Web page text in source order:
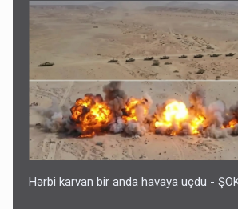
Hərbi karvan bir anda havaya uçdu -